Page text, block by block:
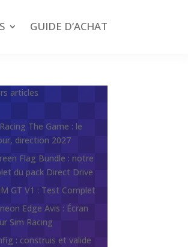
GUIDE D’ACHAT
articles
The Game : le
direction 2027
Flag Bundle : notre
du pack Direct Drive
GT V1 : Test Complet
Edge Avis : Écran
Sim Racing
: construis et valide